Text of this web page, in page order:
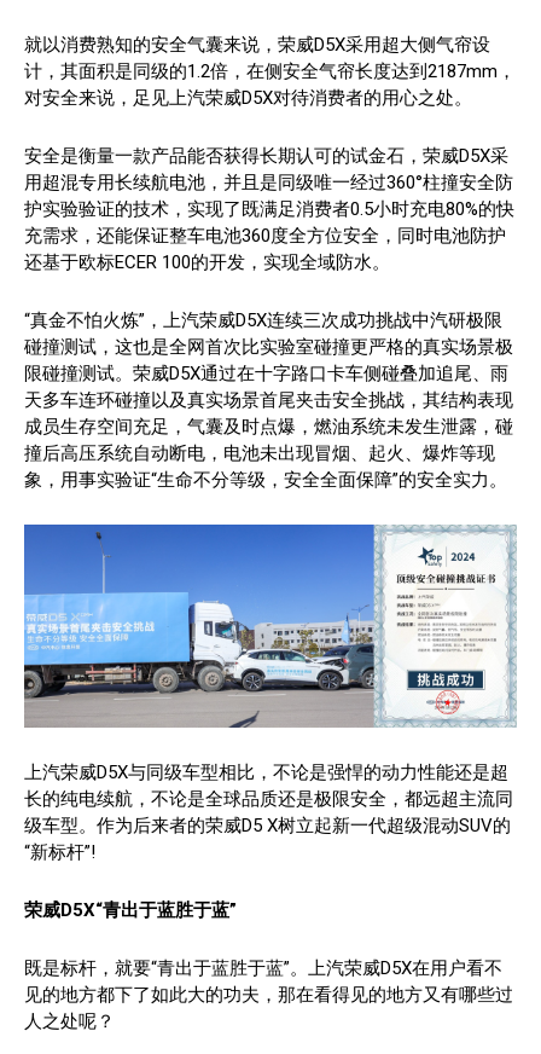
就以消费熟知的安全气囊来说，荣威D5X采用超大侧气帘设
计，其面积是同级的1.2倍，在侧安全气帘长度达到2187mm，
对安全来说，足见上汽荣威D5X对待消费者的用心之处。
安全是衡量一款产品能否获得长期认可的试金石，荣威D5X采
用超混专用长续航电池，并且是同级唯一经过360°柱撞安全防
护实验验证的技术，实现了既满足消费者0.5小时充电80%的快
充需求，还能保证整车电池360度全方位安全，同时电池防护
还基于欧标ECER 100的开发，实现全域防水。
“真金不怕火炼”，上汽荣威D5X连续三次成功挑战中汽研极限
碰撞测试，这也是全网首次比实验室碰撞更严格的真实场景极
限碰撞测试。荣威D5X通过在十字路口卡车侧碰叠加追尾、雨
天多车连环碰撞以及真实场景首尾夹击安全挑战，其结构表现
成员生存空间充足，气囊及时点爆，燃油系统未发生泄露，碰
撞后高压系统自动断电，电池未出现冒烟、起火、爆炸等现
象，用事实验证“生命不分等级，安全全面保障”的安全实力。
上汽荣威D5X与同级车型相比，不论是强悍的动力性能还是超
长的纯电续航，不论是全球品质还是极限安全，都远超主流同
级车型。作为后来者的荣威D5 X树立起新一代超级混动SUV的
“新标杆”!
荣威D5X“青出于蓝胜于蓝”
既是标杆，就要“青出于蓝胜于蓝”。上汽荣威D5X在用户看不
见的地方都下了如此大的功夫，那在看得见的地方又有哪些过
人之处呢？